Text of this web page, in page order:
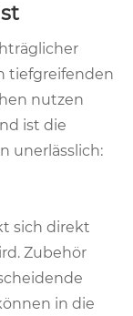
tiefgreifenden
nutzen
ist die
unerlässlich:
sich direkt
Zubehör
in die